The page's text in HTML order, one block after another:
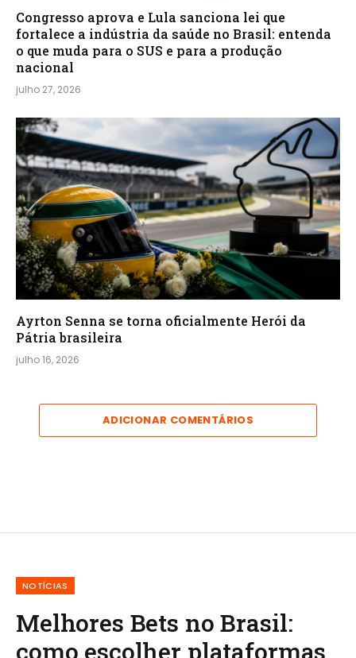
Congresso aprova e Lula sanciona lei que
fortalece a indústria da saúde no Brasil: entenda
o que muda para o SUS e para a produção
nacional
julho 27, 2026
Ayrton Senna se torna oficialmente Herói da
Pátria brasileira
julho 16, 2026
ADICIONAR COMENTÁRIOS
NOTÍCIAS
Melhores Bets no Brasil:
como escolher plataformas